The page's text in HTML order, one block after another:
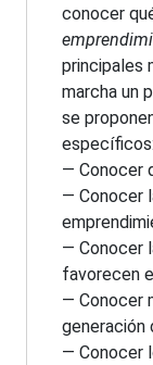
conocer
principales
marcha un
se
específicos:
— Conocer
— Conocer
— Conocer
favorecen
— Conocer
generación
— Conocer